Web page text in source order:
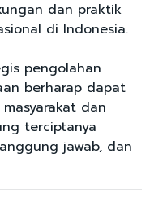
dan praktik
di Indonesia.
pengolahan
berharap dapat
dan
terciptanya
jawab, dan